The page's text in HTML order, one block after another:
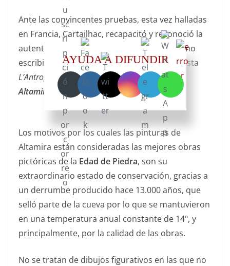
Ante las convincentes pruebas, esta vez halladas
en Francia, Cartailhac, recapacitó y reconoció la
autenticidad de Altamira, tal y como el mismo
escribió en un artículo publicado por la revista
L’Antropologie
en 1902 titulado“La Cueva de
Altamira, Mea culpa de un escéptico”
Los motivos por los cuales las pinturas de
Altamira están consideradas las mejores obras
pictóricas de la Edad de Piedra, son su
extraordinario estado de conservación, gracias a
un derrumbe producido hace 13.000 años, que
selló parte de la cueva por lo que se mantuvieron
en una temperatura anual constante de 14º, y
principalmente, por la calidad de las obras.
No se tratan de dibujos figurativos en las que no
AYUDA A DIFUNDIR